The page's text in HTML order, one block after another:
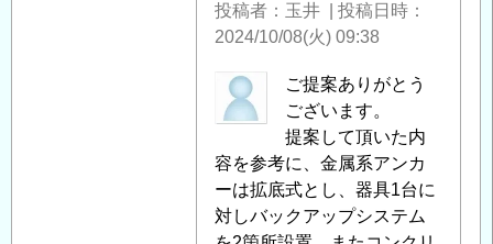
投稿者 玉井
投稿日時
2024/10/08(火) 09:38
中
筋
之
に
よ
ご提案ありがとう
ございます。
提案して頂いた内
容を参考に、金属系アンカ
ーは拡底式とし、器具1台に
対しバックアップシステム